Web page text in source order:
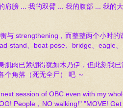
肩膀 ... 我的双臂 ... 我的腹部 ... 我的
与 strengthening，而整整两个小时
stand、boat-pose、bridge、eagle
肌肉已紧绷得犹如木乃伊，但此刻我
个角落（死无全尸） 吧 ～
session of OBC even with my
People，NO walking!" "MOVE!